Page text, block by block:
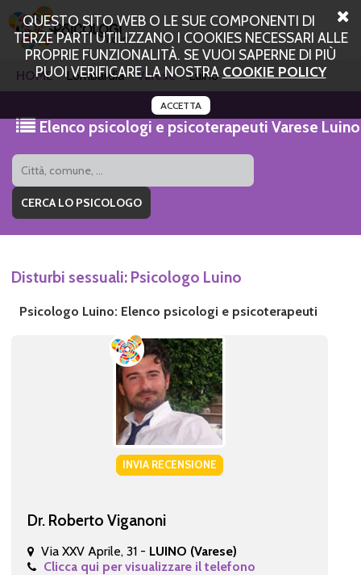
QUESTO SITO WEB O LE SUE COMPONENTI DI
TERZE PARTI UTILIZZANO I COOKIES NECESSARI ALLE
PROPRIE FUNZIONALITÀ. SE VUOI SAPERNE DI PIÙ
PUOI VERIFICARE LA NOSTRA COOKIE POLICY
ACCETTA
HOME Lombardia Varese Luino
Elenco psicologi e psicoterapeuti Varese Luino
Disturbi sessuali: Psicologo Luino
Psicologo Luino: Elenco psicologi e psicoterapeuti
INVIA RECENSIONE
Dr. Roberto Viganoni
Via XXV Aprile, 31 - LUINO (Varese)
Clicca qui per visualizzare il telefono